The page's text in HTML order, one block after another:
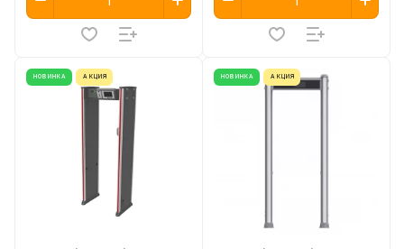
НОВИНКА АКЦИЯ НОВИНКА АКЦИЯ